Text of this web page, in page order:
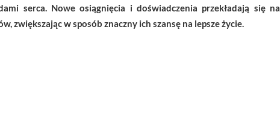
serca. Nowe osiągnięcia i doświadczenia przekładają się na
zwiększając w sposób znaczny ich szansę na lepsze życie.